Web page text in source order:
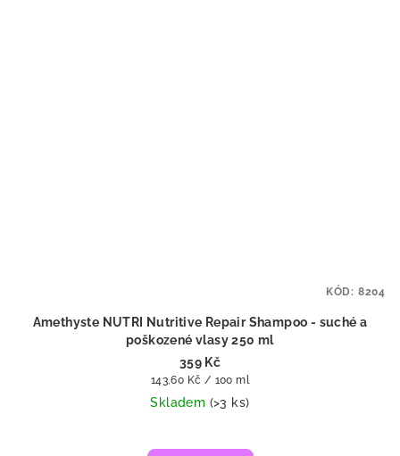
Amethyste NUTRI Nutritive Repair Shampoo - suché a
poškozené vlasy 250 ml
359 Kč
Měrná
cena:
143,60 Kč / 100 ml
Skladem (>3 ks)
KÓD: 8204